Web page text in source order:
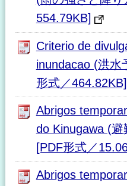
554.79KB]
Criterio de
inundacao (洪水
形式／464.82KB]
Abrigos
do Kinugawa (
[PDF形式／
Abrigos